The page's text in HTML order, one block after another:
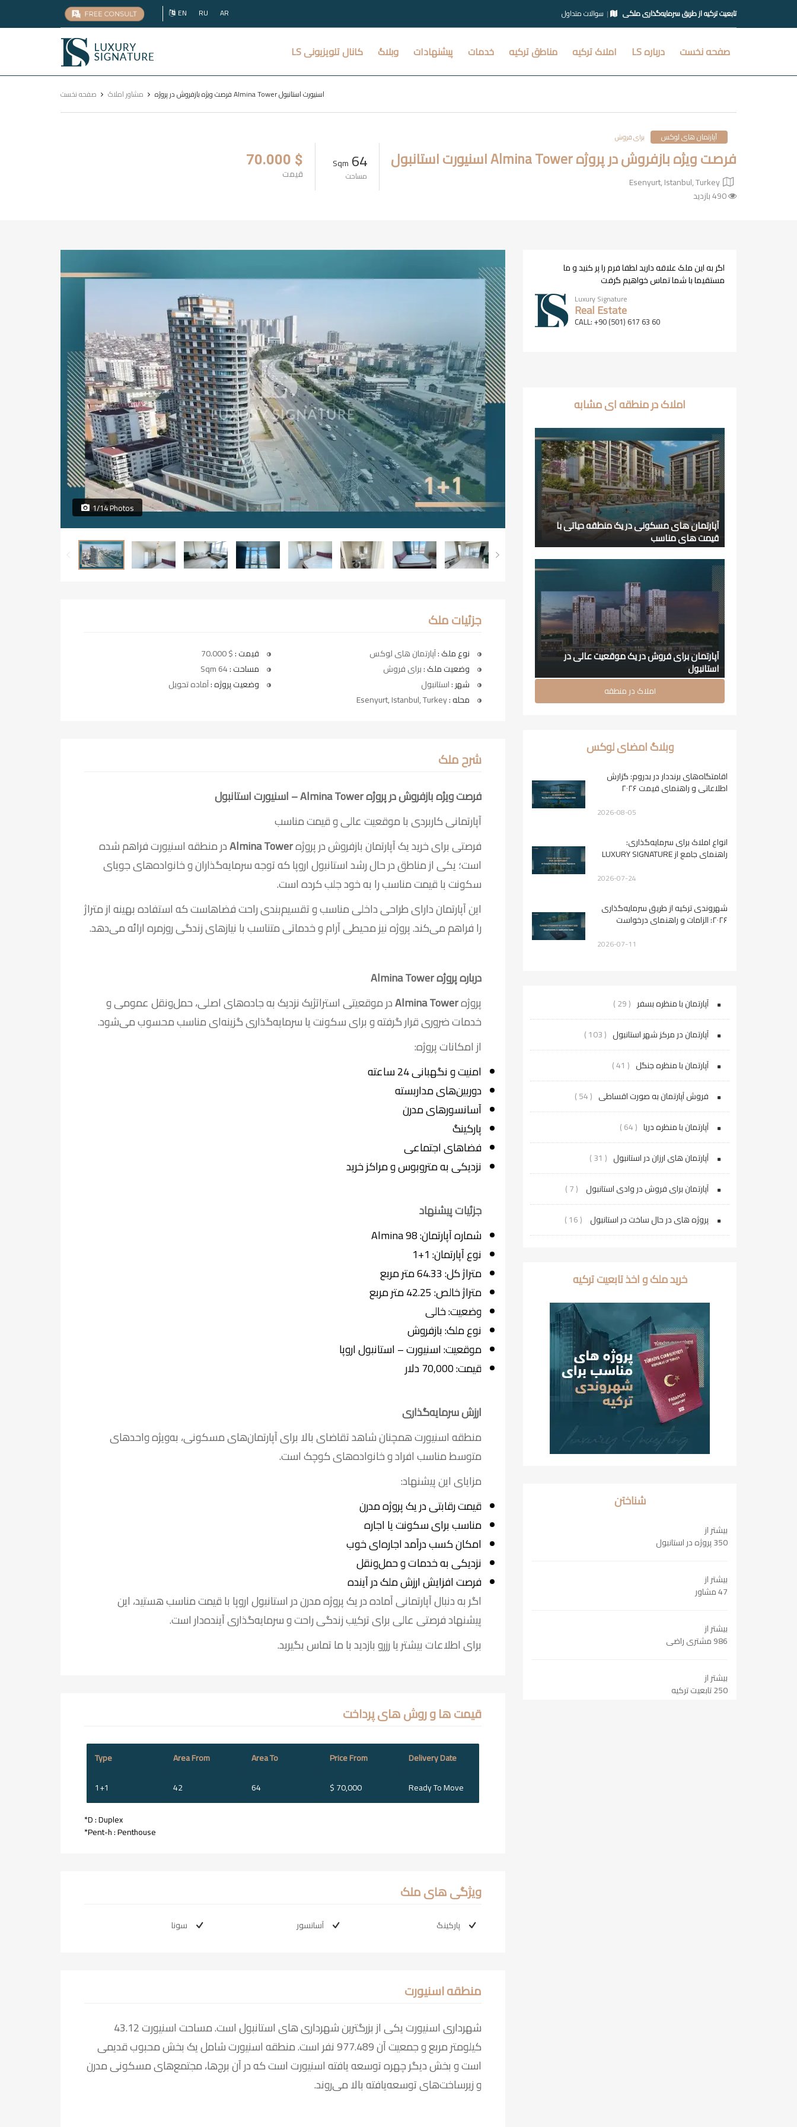
EN RU AR سوالات متداول تابعیت ترکیه از طریق سرمایه‌گذاری ملکی
Luxury
Signature
صفحه نخست درباره LS املاک ترکیه مناطق ترکیه خدمات پیشنهادات وبلاگ کانال تلویزیونی LS
صفحه نخست مشاور املاک فرصت ویژه بازفروش در پروژه Almina Tower اسنیورت استانبول
آپارتمان های لوکس برای فروش
فرصت ویژه بازفروش در پروژه Almina Tower اسنیورت استانبول
Esenyurt, Istanbul, Turkey
64
Sqm
مساحت
$ 70.000
قیمت
1/14 Photos
جزئیات ملک
نوع ملک :آپارتمان های لوکس
وضعیت ملک :
شهر :استانبول
محله :Esenyurt, Istanbul, Turkey
قیمت :$ 70.000
مساحت :64 Sqm
وضعیت پروژه : آماده تحویل
شرح ملک
فرصت ویژه بازفروش در پروژه Almina Tower – اسنیورت استانبول
آپارتمانی کاربردی با موقعیت عالی و قیمت مناسب
فرصتی برای خرید یک آپارتمان بازفروش در پروژهAlmina Towerدر منطقه اسنیورت فراهم شده
است؛ یکی از مناطق در حال رشد استانبول اروپا که توجه سرمایه‌گذاران و خانواده‌های جویای
سکونت با قیمت مناسب را به خود جلب کرده است.
این آپارتمان دارای طراحی داخلی مناسب و تقسیم‌بندی راحت فضاهاست که استفاده بهینه از متراژ
را فراهم می‌کند. پروژه نیز محیطی آرام و خدماتی متناسب با نیازهای زندگی روزمره ارائه می‌دهد.
درباره پروژه Almina Tower
پروژهAlmina Towerدر موقعیتی استراتژیک نزدیک به جاده‌های اصلی، حمل‌ونقل عمومی و
خدمات ضروری قرار گرفته و برای سکونت یا سرمایه‌گذاری گزینه‌ای مناسب محسوب می‌شود.
از امکانات پروژه:
امنیت و نگهبانی 24 ساعته
دوربین‌های مداربسته
آسانسورهای مدرن
پارکینگ
فضاهای اجتماعی
نزدیکی به متروبوس و مراکز خرید
جزئیات پیشنهاد
شماره آپارتمان: Almina 98
نوع آپارتمان: 1+1
متراژ کل: 64.33 متر مربع
متراژ خالص: 42.25 متر مربع
وضعیت: خالی
نوع ملک: بازفروش
موقعیت: اسنیورت – استانبول اروپا
قیمت: 70,000 دلار
ارزش سرمایه‌گذاری
منطقه اسنیورت همچنان شاهد تقاضای بالا برای آپارتمان‌های مسکونی، به‌ویژه واحدهای
متوسط مناسب افراد و خانواده‌های کوچک است.
مزایای این پیشنهاد:
قیمت رقابتی در یک پروژه مدرن
مناسب برای سکونت یا اجاره
امکان کسب درآمد اجاره‌ای خوب
نزدیکی به خدمات و حمل‌ونقل
فرصت افزایش ارزش ملک در آینده
اگر به دنبال آپارتمانی آماده در یک پروژه مدرن در استانبول اروپا با قیمت مناسب هستید، این
پیشنهاد فرصتی عالی برای ترکیب زندگی راحت و سرمایه‌گذاری آینده‌دار است.
برای اطلاعات بیشتر یا رزرو بازدید با ما تماس بگیرید.
قیمت ها و روش های پرداخت
Type Area From Area To Price From
Delivery Date
1+1
42 64 $ 70,000 Ready To Move
*D : Duplex
*Pent-h : Penthouse
ویژگی های ملک
پارکینگ آسانسور سونا
منطقه اسنیورت
شهرداری اسنیورت یکی از بزرگترین شهرداری های استانبول است. مساحت اسنیورت 43.12
کیلومتر مربع و جمعیت آن 977.489 نفر است. منطقه اسنیورت شامل یک بخش محبوب قدیمی
است و بخش دیگر چهره توسعه یافته اسنیورت است که در آن برج‌ها، مجتمع‌های مسکونی مدرن
و زیرساخت‌های توسعه‌یافته بالا می‌روند.
اگر به این ملک علاقه دارید لطفا فرم را پر کنید و ما
مستقیما با شما تماس خواهیم گرفت
Luxury Signature
Real Estate
CALL: +90 (501) 617 63 60
املاک در منطقه ای مشابه
آپارتمان های مسکونی در یک منطقه حیاتی با
قیمت های مناسب
آپارتمان برای فروش در یک موقعیت عالی در
استانبول
املاک در منطقه
وبلاگ امضای لوکس
اقامتگاه‌های برنددار در بدروم: گزارش
اطلاعاتی و راهنمای قیمت ۲۰۲۶
2026-08-05
انواع املاک برای سرمایه‌گذاری:
راهنمای جامع از LUXURY SIGNATURE
2026-07-24
شهروندی ترکیه از طریق سرمایه‌گذاری
۲۰۲۶: الزامات و راهنمای درخواست
2026-07-11
آپارتمان با منظره بسفر ( 29 )
آپارتمان در مرکز شهر استانبول ( 103 )
آپارتمان با منظره جنگل ( 41 )
فروش آپارتمان به صورت اقساطی ( 54 )
آپارتمان با منظره دریا ( 64 )
آپارتمان های ارزان در استانبول ( 31 )
آپارتمان برای فروش در وادی استانبول ( 7 )
پروژه‌ های در حال ساخت در استانبول ( 16 )
خرید ملک و اخذ تابعیت ترکیه
شناختن
بیشتر از
350 پروژه در استانبول
بیشتر از
47 مشاور
بیشتر از
986 مشتری راضی
بیشتر از
250 تابعیت ترکیه